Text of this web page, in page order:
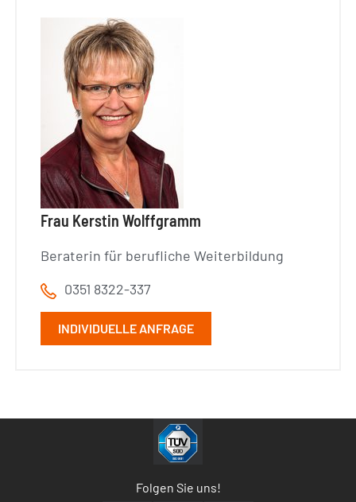
Frau Kerstin Wolffgramm
Beraterin für berufliche Weiterbildung
0351 8322-337
INDIVIDUELLE ANFRAGE
Folgen Sie uns!